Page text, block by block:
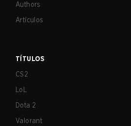
Authors
Artículos
TÍTULOS
CS2
LoL
Dota 2
Valorant